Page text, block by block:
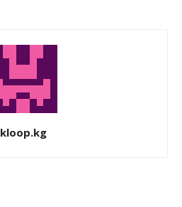
kloop.kg